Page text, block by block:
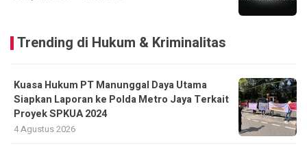
Trending di Hukum & Kriminalitas
Kuasa Hukum PT Manunggal Daya Utama
Siapkan Laporan ke Polda Metro Jaya Terkait
Proyek SPKUA 2024
4 Agustus 2026